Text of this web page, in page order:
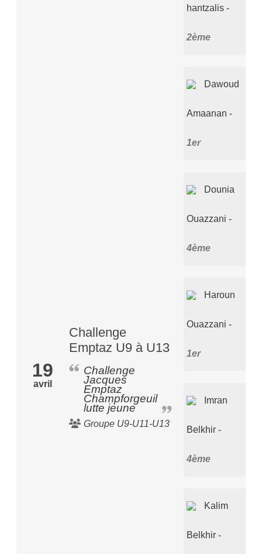
19
avril
Challenge
Emptaz U9 à U13
Challenge
Jacques
Emptaz
Champforgeuil
lutte jeune
Groupe U9-U11-U13
hantzalis
2ème
Dawoud
Amaanan
1er
Dounia
Ouazzani
4ème
Haroun
Ouazzani
1er
Imran
Belkhir
4ème
Kalim
Belkhir